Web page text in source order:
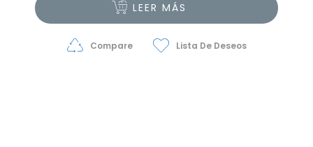
LEER MÁS
Compare Lista De Deseos